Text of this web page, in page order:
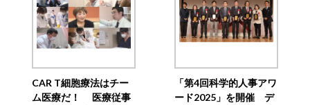
CAR T細胞療法はチー
ム医療だ！ 医療従事
「第4回科学的人事アワ
ード2025」を開催 デ